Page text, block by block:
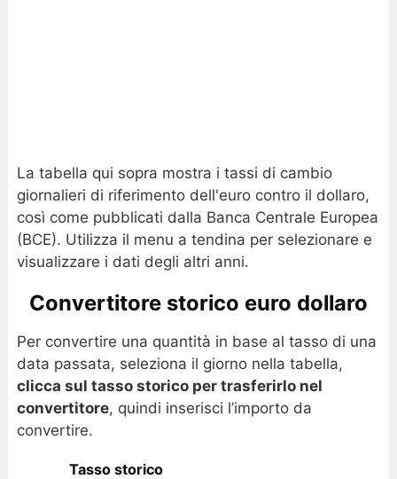
La tabella qui sopra mostra i tassi di cambio
giornalieri di riferimento dell'euro contro il dollaro,
così come pubblicati dalla Banca Centrale Europea
(BCE). Utilizza il menu a tendina per selezionare e
visualizzare i dati degli altri anni.
Convertitore storico euro dollaro
Per convertire una quantità in base al tasso di una
data passata, seleziona il giorno nella tabella,
clicca sul tasso storico per trasferirlo nel
convertitore, quindi inserisci l’importo da
convertire.
Tasso storico